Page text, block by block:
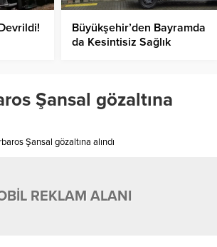
Büyükşehir’den Bayramda
da Kesintisiz Sağlık
Şansal gözaltına
Şansal gözaltına alındı
REKLAM ALANI